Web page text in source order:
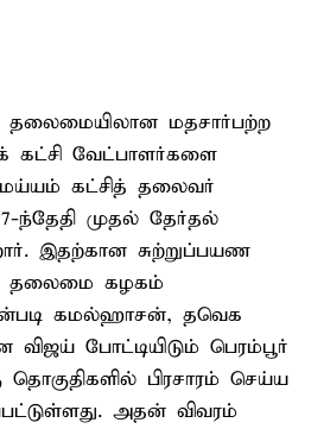
தலைமையிலான மதசார்பற்ற
கட்சி வேட்பாளர்களை
கட்சித் தலைவர்
ந்தேதி முதல் தேர்தல்
இதற்கான சுற்றுப்பயண
தலைமை கழகம்
கமல்ஹாசன், தவெக
விஜய் போட்டியிடும் பெரம்பூர்
தொகுதிகளில் பிரசாரம் செய்ய
அதன் விவரம்